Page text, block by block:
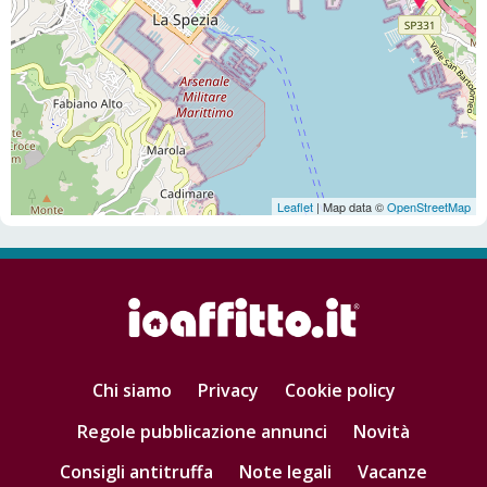
Leaflet | Map data ©OpenStreetMap
Chi siamo Privacy
Cookie policy
Regole pubblicazione annunci
Novità
Consigli antitruffa
Note legali Vacanze